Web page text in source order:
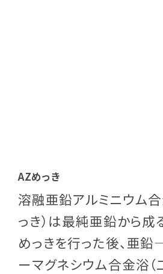
AZめっき
溶融亜鉛アルミニウム合
っき）は最純亜鉛から成
めっきを行った後、亜
ーマグネシウム合金浴（